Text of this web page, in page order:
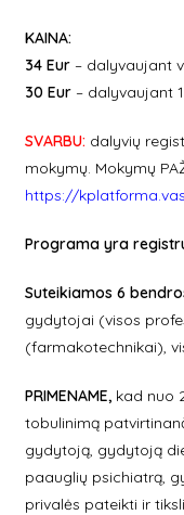
KAINA:
34 Eur– dalyvaujant
30 Eur– dalyvaujant
SVARBU: dalyvių
mokymų. Mokymų
https://
Programa yra
Suteikiamos 6
gydytojai (visos
(farmakotechnikai),
PRIMENAME, kad nuo
tobulinimą
gydytoją, gydytoją
paauglių psichiatrą,
privalės pateikti ir